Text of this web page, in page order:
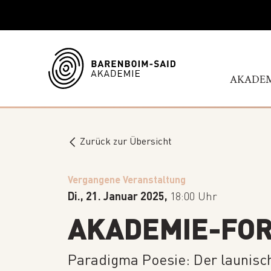
IHR
Zurück zur Übersicht
Vergangene Veranstaltung
Di., 21. Januar 2025, 18:00 Uhr
AKADEMIE-
Paradigma Poesie: Der